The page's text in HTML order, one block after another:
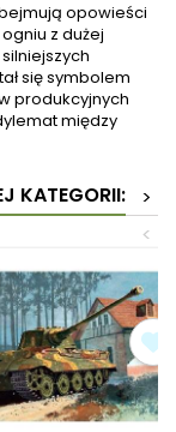
opowieści
z dużej
się symbolem
produkcyjnych
między
KATEGORII:
>
<